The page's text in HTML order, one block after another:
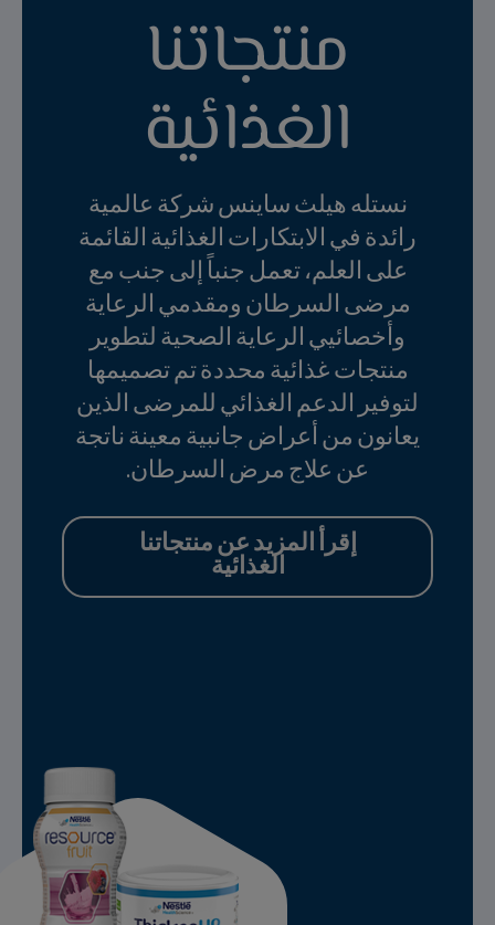
منتجاتنا
الغذائية
نستله هيلث ساينس شركة عالمية
رائدة في الابتكارات الغذائية القائمة
على العلم، تعمل جنباً إلى جنب مع
مرضى السرطان ومقدمي الرعاية
وأخصائيي الرعاية الصحية لتطوير
منتجات غذائية محددة تم تصميمها
لتوفير الدعم الغذائي للمرضى الذين
يعانون من أعراض جانبية معينة ناتجة
عن علاج مرض السرطان.
إقرأ المزيد عن منتجاتنا
الغذائية